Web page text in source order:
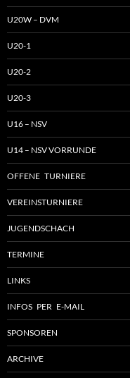
U20W – DVM
U20-1
U20-2
U20-3
U16 – NSV
U14 – NSV VORRUNDE
OFFENE TURNIERE
VEREINSTURNIERE
JUGENDSCHACH
TERMINE
LINKS
INFOS PER E-MAIL
SPONSOREN
ARCHIVE